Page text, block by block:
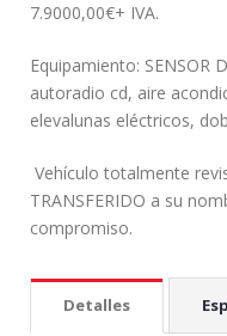
7.9000,00€+ IVA.
Equipamiento: SENSOR
autoradio cd, aire
elevalunas eléctricos,
Vehículo totalmente
TRANSFERIDO a su
compromiso.
Detalles